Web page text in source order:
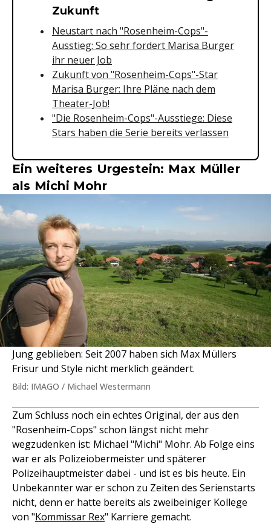
Zukunft
Neustart nach "Rosenheim-Cops"-
Ausstieg: So sehr fordert Marisa Burger
ihr neuer Job
Zukunft von "Rosenheim-Cops"-Star
Marisa Burger: Ihre Pläne nach dem
Theater-Job!
"Die Rosenheim-Cops"-Ausstiege: Diese
Stars haben die Serie bereits verlassen
Ein weiteres Urgestein: Max Müller
als Michi Mohr
Jung geblieben: Seit 2007 haben sich Max Müllers
Frisur und Style nicht merklich geändert.
Bild: IMAGO / Michael Westermann
Zum Schluss noch ein echtes Original, der aus den
"Rosenheim-Cops" schon längst nicht mehr
wegzudenken ist: Michael "Michi" Mohr. Ab Folge eins
war er als Polizeiobermeister und späterer
Polizeihauptmeister dabei - und ist es bis heute. Ein
Unbekannter war er schon zu Zeiten des Serienstarts
nicht, denn er hatte bereits als zweibeiniger Kollege
von "Kommissar Rex" Karriere gemacht.